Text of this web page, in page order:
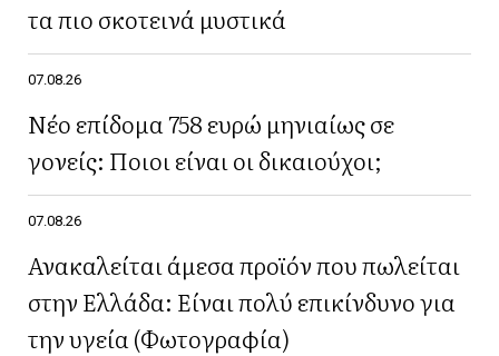
τα πιο σκοτεινά μυστικά
07.08.26
Νέο επίδομα 758 ευρώ μηνιαίως σε
γονείς: Ποιοι είναι οι δικαιούχοι;
07.08.26
Ανακαλείται άμεσα προϊόν που πωλείται
στην Ελλάδα: Είναι πολύ επικίνδυνο για
την υγεία (Φωτογραφία)